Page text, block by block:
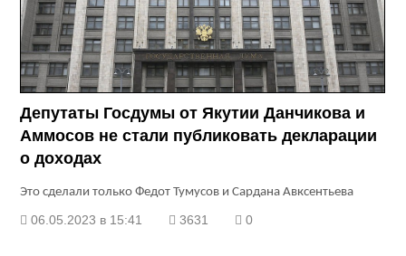
Депутаты Госдумы от Якутии Данчикова и
Аммосов не стали публиковать декларации
о доходах
Это сделали только Федот Тумусов и Сардана Авксентьева
06.05.2023 в 15:41 3631 0